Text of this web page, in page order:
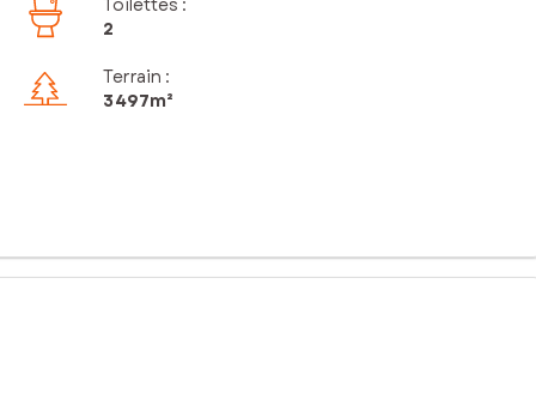
Toilettes :
2
Terrain :
3 497m²